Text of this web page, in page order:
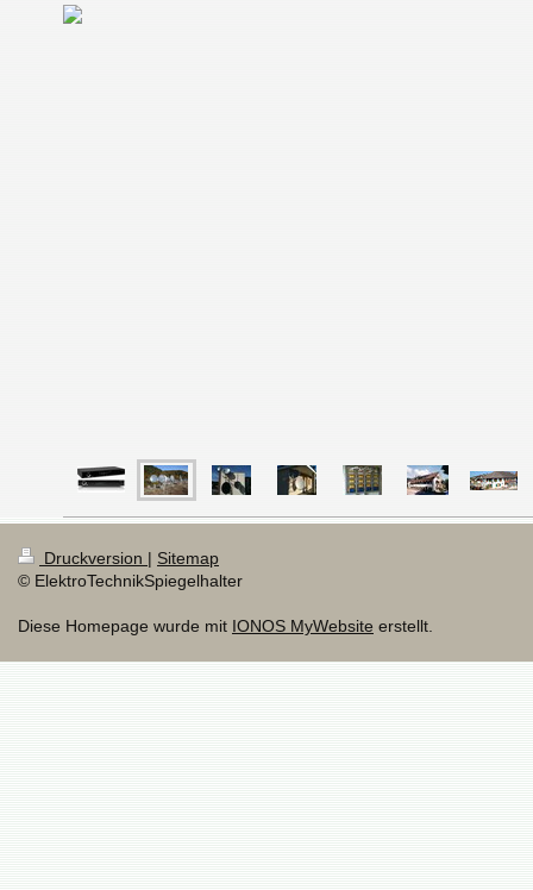
Druckversion | Sitemap
© ElektroTechnikSpiegelhalter
Diese Homepage wurde mit IONOS MyWebsite erstellt.